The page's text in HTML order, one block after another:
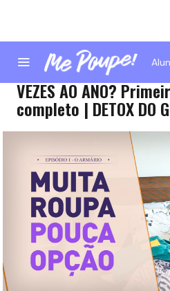
COMO EU COMPRO
VEZES AO ANO?
completo | DETOX DO